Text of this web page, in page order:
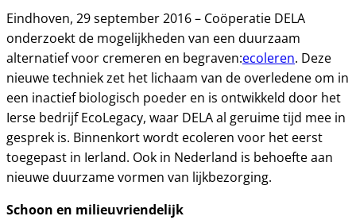
Eindhoven, 29 september 2016 – Coöperatie DELA
onderzoekt de mogelijkheden van een duurzaam
alternatief voor cremeren en begraven:ecoleren. Deze
nieuwe techniek zet het lichaam van de overledene om in
een inactief biologisch poeder en is ontwikkeld door het
Ierse bedrijf EcoLegacy, waar DELA al geruime tijd mee in
gesprek is. Binnenkort wordt ecoleren voor het eerst
toegepast in Ierland. Ook in Nederland is behoefte aan
nieuwe duurzame vormen van lijkbezorging.
Schoon en milieuvriendelijk